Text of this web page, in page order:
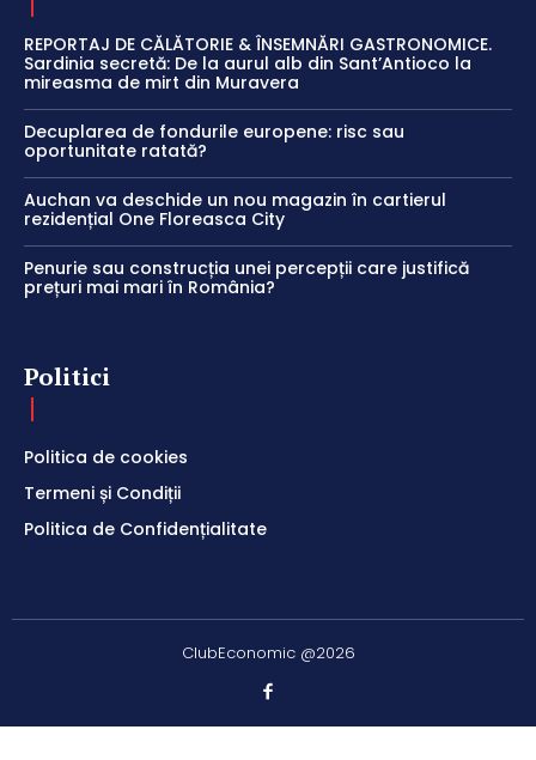
REPORTAJ DE CĂLĂTORIE & ÎNSEMNĂRI GASTRONOMICE.
Sardinia secretă: De la aurul alb din Sant’Antioco la
mireasma de mirt din Muravera
Decuplarea de fondurile europene: risc sau
oportunitate ratată?
Auchan va deschide un nou magazin în cartierul
rezidențial One Floreasca City
Penurie sau construcția unei percepții care justifică
prețuri mai mari în România?
Politici
Politica de cookies
Termeni și Condiții
Politica de Confidențialitate
ClubEconomic @2026